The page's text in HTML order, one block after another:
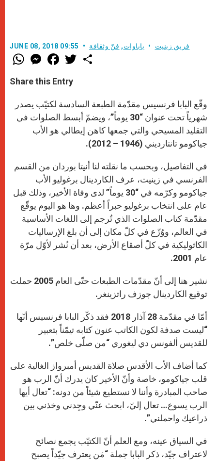
JUNE 08, 2018 09:55 فريق زينيت باباوات, فنّ وثقافة
W
h
t
s
p
p
M
e
s
e
g
e
r
F
a
e
b
o
k
w
Share this Entry
وقّع البابا فرنسيس مقدّمة الطبعة السادسة لكتيّب يصدر
شهرياً تحت عنوان “30 يوماً”، ويضمّ أبسط الصلوات في
التقليد المسيحي والتي جمعها كاهن إيطالي هو الأب
جياكومو تانتارديني (1946 – 2012).
في التفاصيل، وبحسب ما نقلته لنا أنيتا بوردان من القسم
الفرنسي في زينيت، عرف الكاردينال برغوليو الأب
جياكومو وكرّمه في “30 يوماً” لدى وفاة الأخير، وذلك قبل
عام على انتخاب برغوليو حبراً أعظم. وها هو اليوم يوقّع
مقدّمة كتاب الصلوات الذي تُرجم إلى اللغات الأساسية
في العالم، ووُزّع في كلّ مكان إلى أن بلغ الإرساليات
الكاثوليكية في كلّ أصقاع الأرض، بعد أن نُشر لأوّل مرّة
عام 2001.
نشير هنا إلى أنّ مقدّمات الطبعات حتّى العام 2005 حملت
توقيع الكاردينال جوزف راتزينغر.
أمّا في مقدّمة 28 آذار 2018 فقد ذكّر البابا فرنسيس أنّها
“ليست صدفة لكون الكاتب عنون كتابه تيمّناً بتعبير
للقديس ألفونس دي ليغوري “من صلّى خلص”.
كما أضاف الأب الأقدس صلاة القديس أمبرواز الغالية على
قلب جياكومو، خاصة وأنّ الأخير كان يدرك أنّ الرب هو
صاحب المبادرة وأننا لا نستطيع شيئاً من دونه: “تعال أيها
الرب يسوع… تعال إليّ، ابحث عنّي وجِدني وخذني بين
ذراعيك واحملني”.
في السياق عينه، ومع العلم أنّ الكتيّب يجمع نصائح
لاعتراف جيّد، ذكر البابا جملة “مَن يعترف جيّداً يصبح